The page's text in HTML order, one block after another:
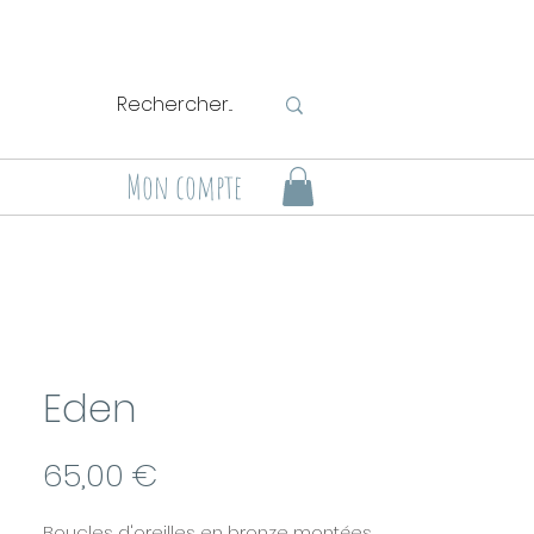
Mon compte
Eden
65,00 €